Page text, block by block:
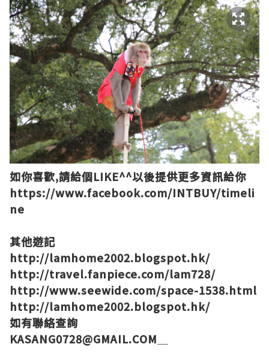
如你喜歡,請給個LIKE^^以後提供更多資訊給你
https://www.facebook.com/INTBUY/timeli
ne
其他遊記
http://lamhome2002.blogspot.hk/
http://travel.fanpiece.com/lam728/
http://www.seewide.com/space-1538.html
http://lamhome2002.blogspot.hk/
如有聯絡查詢
KASANG0728@GMAIL.COM